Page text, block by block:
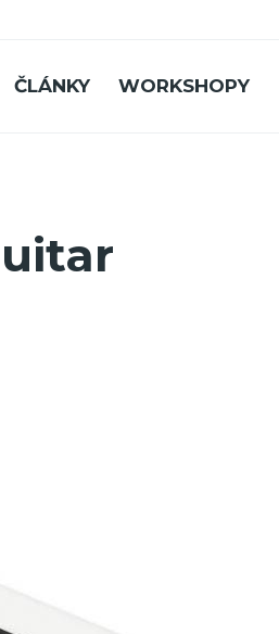
ČLÁNKY WORKSHOPY